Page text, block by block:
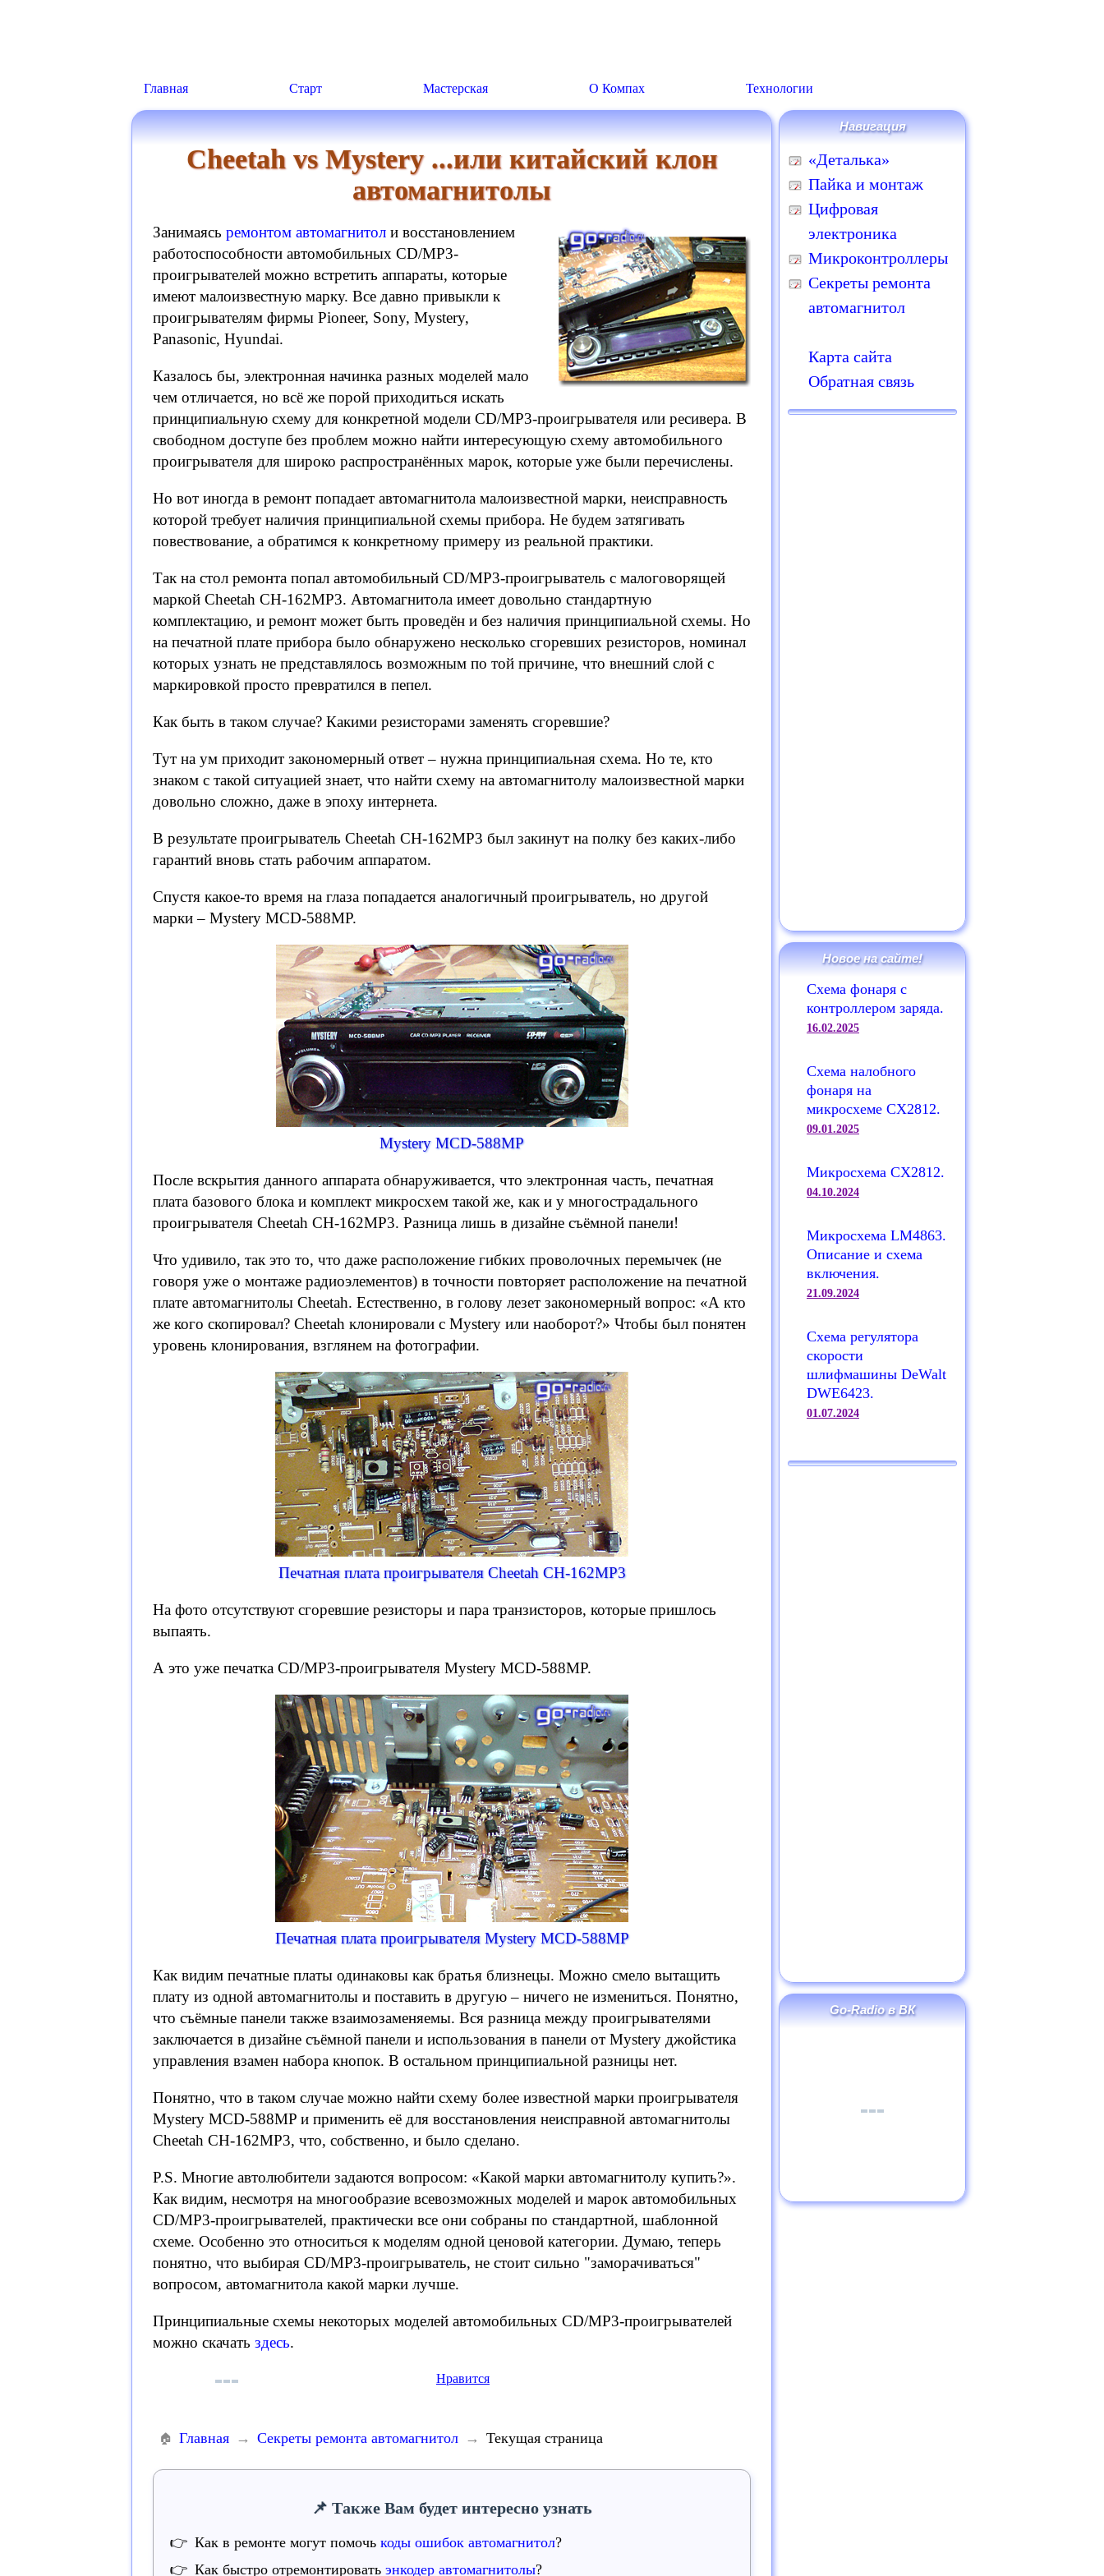
Главная Старт Мастерская О Компах Технологии
Cheetah vs Mystery ...или китайский клон
автомагнитолы
Занимаясь ремонтом автомагнитол и восстановлением
работоспособности автомобильных CD/MP3-
проигрывателей можно встретить аппараты, которые
имеют малоизвестную марку. Все давно привыкли к
проигрывателям фирмы Pioneer, Sony, Mystery,
Panasonic, Hyundai.
Казалось бы, электронная начинка разных моделей мало
чем отличается, но всё же порой приходиться искать
принципиальную схему для конкретной модели CD/MP3-проигрывателя или ресивера. В
свободном доступе без проблем можно найти интересующую схему автомобильного
проигрывателя для широко распространённых марок, которые уже были перечислены.
Но вот иногда в ремонт попадает автомагнитола малоизвестной марки, неисправность
которой требует наличия принципиальной схемы прибора. Не будем затягивать
повествование, а обратимся к конкретному примеру из реальной практики.
Так на стол ремонта попал автомобильный CD/MP3-проигрыватель с малоговорящей
маркой Cheetah CH-162MP3. Автомагнитола имеет довольно стандартную
комплектацию, и ремонт может быть проведён и без наличия принципиальной схемы. Но
на печатной плате прибора было обнаружено несколько сгоревших резисторов, номинал
которых узнать не представлялось возможным по той причине, что внешний слой с
маркировкой просто превратился в пепел.
Как быть в таком случае? Какими резисторами заменять сгоревшие?
Тут на ум приходит закономерный ответ – нужна принципиальная схема. Но те, кто
знаком с такой ситуацией знает, что найти схему на автомагнитолу малоизвестной марки
довольно сложно, даже в эпоху интернета.
В результате проигрыватель Cheetah CH-162MP3 был закинут на полку без каких-либо
гарантий вновь стать рабочим аппаратом.
Спустя какое-то время на глаза попадается аналогичный проигрыватель, но другой
марки – Mystery MCD-588MP.
Mystery MCD-588MP
После вскрытия данного аппарата обнаруживается, что электронная часть, печатная
плата базового блока и комплект микросхем такой же, как и у многострадального
проигрывателя Cheetah CH-162MP3. Разница лишь в дизайне съёмной панели!
Что удивило, так это то, что даже расположение гибких проволочных перемычек (не
говоря уже о монтаже радиоэлементов) в точности повторяет расположение на печатной
плате автомагнитолы Cheetah. Естественно, в голову лезет закономерный вопрос: «А кто
же кого скопировал? Cheetah клонировали с Mystery или наоборот?» Чтобы был понятен
уровень клонирования, взглянем на фотографии.
Печатная плата проигрывателя Cheetah CH-162MP3
На фото отсутствуют сгоревшие резисторы и пара транзисторов, которые пришлось
выпаять.
А это уже печатка CD/MP3-проигрывателя Mystery MCD-588MP.
Печатная плата проигрывателя Mystery MCD-588MP
Как видим печатные платы одинаковы как братья близнецы. Можно смело вытащить
плату из одной автомагнитолы и поставить в другую – ничего не измениться. Понятно,
что съёмные панели также взаимозаменяемы. Вся разница между проигрывателями
заключается в дизайне съёмной панели и использования в панели от Mystery джойстика
управления взамен набора кнопок. В остальном принципиальной разницы нет.
Понятно, что в таком случае можно найти схему более известной марки проигрывателя
Mystery MCD-588MP и применить её для восстановления неисправной автомагнитолы
Cheetah CH-162MP3, что, собственно, и было сделано.
P.S. Многие автолюбители задаются вопросом: «Какой марки автомагнитолу купить?».
Как видим, несмотря на многообразие всевозможных моделей и марок автомобильных
CD/MP3-проигрывателей, практически все они собраны по стандартной, шаблонной
схеме. Особенно это относиться к моделям одной ценовой категории. Думаю, теперь
понятно, что выбирая CD/MP3-проигрыватель, не стоит сильно "заморачиваться"
вопросом, автомагнитола какой марки лучше.
Принципиальные схемы некоторых моделей автомобильных CD/MP3-проигрывателей
можно скачать здесь.
Нравится
Главная Секреты ремонта автомагнитол Текущая страница
Также Вам будет интересно узнать
Как в ремонте могут помочь коды ошибок автомагнитол?
Как быстро отремонтировать энкодер автомагнитолы?
Навигация
«Деталька»
Пайка и монтаж
Цифровая
электроника
Микроконтроллеры
Секреты ремонта
автомагнитол
Карта сайта
Обратная связь
Новое на сайте!
Схема фонаря с
контроллером заряда.
16.02.2025
Схема налобного
фонаря на
микросхеме CX2812.
09.01.2025
Микросхема CX2812.
04.10.2024
Микросхема LM4863.
Описание и схема
включения.
21.09.2024
Схема регулятора
скорости
шлифмашины DeWalt
DWE6423.
01.07.2024
Go-Radio в ВК